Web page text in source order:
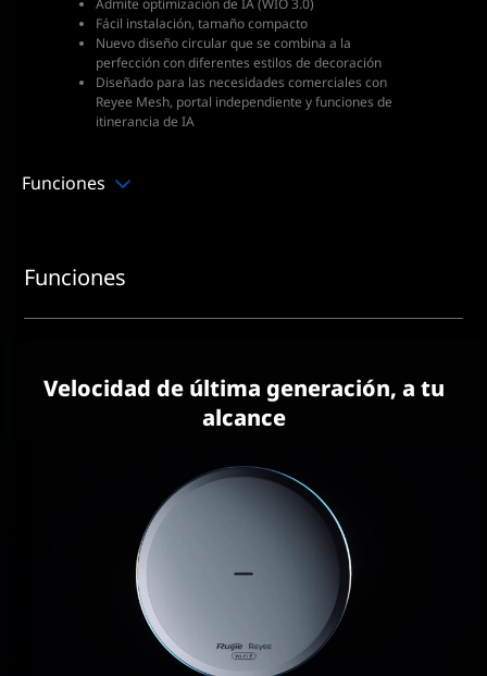
Admite optimización de IA (WIO 3.0)
Fácil instalación, tamaño compacto
Nuevo diseño circular que se combina a la
perfección con diferentes estilos de decoración
Diseñado para las necesidades comerciales con
Reyee Mesh, portal independiente y funciones de
itinerancia de IA
Funciones
Funciones
Velocidad de última generación, a tu
alcance